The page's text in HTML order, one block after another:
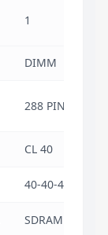
1
DIMM
288 PINES
CL 40
40-40-40
SDRAM